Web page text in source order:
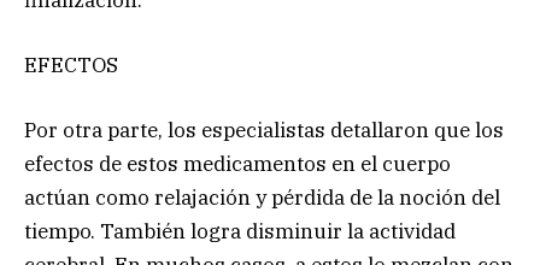
EFECTOS
Por otra parte, los especialistas detallaron que los
efectos de estos medicamentos en el cuerpo
actúan como relajación y pérdida de la noción del
tiempo. También logra disminuir la actividad